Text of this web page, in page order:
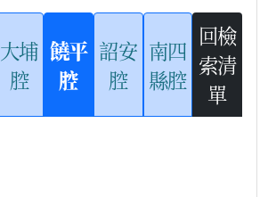
大埔
腔
饒平
腔
詔安
腔
南四
縣腔
回檢
索清
單